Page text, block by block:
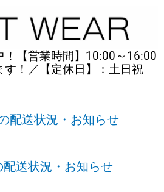
！【営業時間】10:00～16:00
す！／【定休日】：土日祝
配送状況・お知らせ
送状況・お知らせ